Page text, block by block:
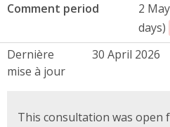
Comment period
2
days)
Dernière
mise à jour
30 April 2026
This consultation was open